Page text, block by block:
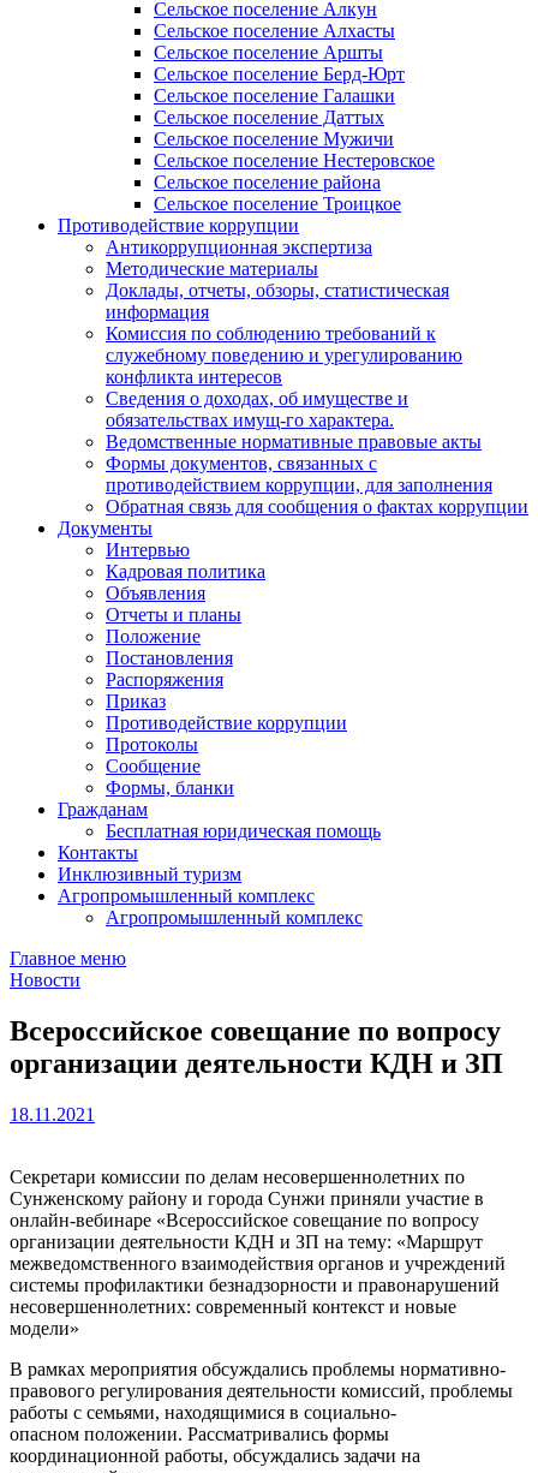
Сельское поселение Алкун
Сельское поселение Алхасты
Сельское поселение Аршты
Сельское поселение Берд-Юрт
Сельское поселение Галашки
Сельское поселение Даттых
Сельское поселение Мужичи
Сельское поселение Нестеровское
Сельское поселение района
Сельское поселение Троицкое
Противодействие коррупции
Антикоррупционная экспертиза
Методические материалы
Доклады, отчеты, обзоры, статистическая
информация
Комиссия по соблюдению требований к
служебному поведению и урегулированию
конфликта интересов
Сведения о доходах, об имуществе и
обязательствах имущ-го характера.
Ведомственные нормативные правовые акты
Формы документов, связанных с
противодействием коррупции, для заполнения
Обратная связь для сообщения о фактах коррупции
Документы
Интервью
Кадровая политика
Объявления
Отчеты и планы
Положение
Постановления
Распоряжения
Приказ
Противодействие коррупции
Протоколы
Сообщение
Формы, бланки
Гражданам
Бесплатная юридическая помощь
Контакты
Инклюзивный туризм
Агропромышленный комплекс
Агропромышленный комплекс
Главное меню
Новости
Всероссийское совещание по вопросу
организации деятельности КДН и ЗП
18.11.2021
Секретари комиссии по делам несовершеннолетних по
Сунженскому району и города Сунжи приняли участие в
онлайн-вебинаре «Всероссийское совещание по вопросу
организации деятельности КДН и ЗП на тему: «Маршрут
межведомственного взаимодействия органов и учреждений
системы профилактики безнадзорности и правонарушений
несовершеннолетних: современный контекст и новые
модели»
В рамках мероприятия обсуждались проблемы нормативно-
правового регулирования деятельности комиссий, проблемы
работы с семьями, находящимися в социально-
опасном положении. Рассматривались формы
координационной работы, обсуждались задачи на